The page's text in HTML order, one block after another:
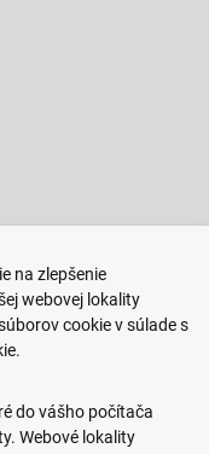
na zlepšenie
webovej lokality
cookie v súlade s
do vášho počítača
Webové lokality